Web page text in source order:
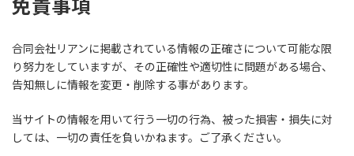
免責事項
合同会社リアンに掲載されている情報の正確さについて可能な限
り努力をしていますが、その正確性や適切性に問題がある場合、
告知無しに情報を変更・削除する事があります。
当サイトの情報を用いて行う一切の行為、被った損害・損失に対
しては、一切の責任を負いかねます。ご了承ください。